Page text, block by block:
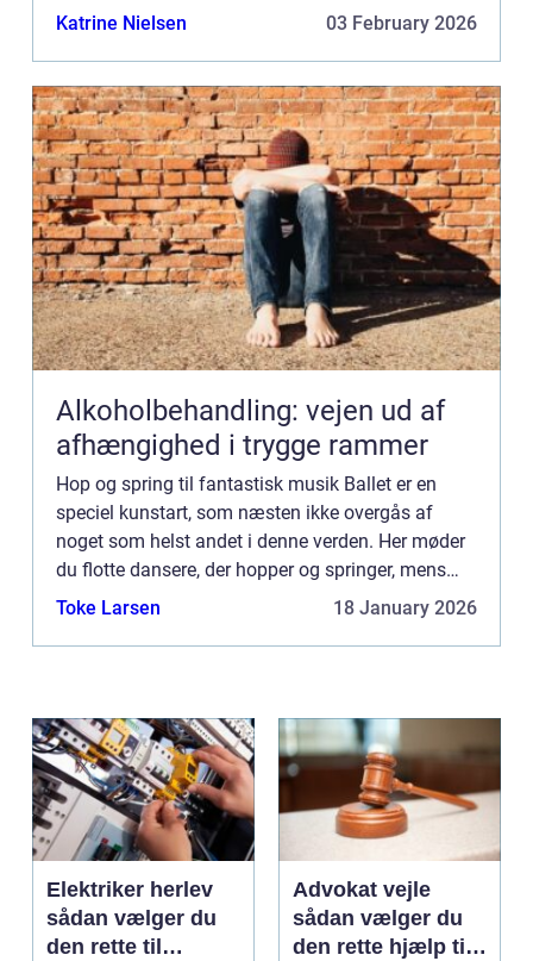
den fantastiske musik bare banker derud af. Har
Katrine Nielsen 03 February 2026
Alkoholbehandling: vejen ud af
afhængighed i trygge rammer
Hop og spring til fantastisk musik Ballet er en
speciel kunstart, som næsten ikke overgås af
noget som helst andet i denne verden. Her møder
du flotte dansere, der hopper og springer, mens
den fantastiske musik bare banker derud af. Har
Toke Larsen 18 January 2026
Elektriker herlev
sådan vælger du
den rette til
Advokat vejle
sådan vælger du
den rette hjælp til